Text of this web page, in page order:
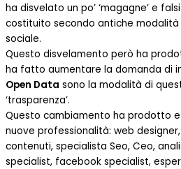
ha disvelato un po’ ‘magagne’ e
costituito secondo antiche
sociale.
Questo disvelamento però ha
ha fatto aumentare la domanda di
Open Data sono la modalità di
‘trasparenza’.
Questo cambiamento ha prodotto
nuove professionalità: web
contenuti, specialista Seo, Ceo,
specialist, facebook specialist,